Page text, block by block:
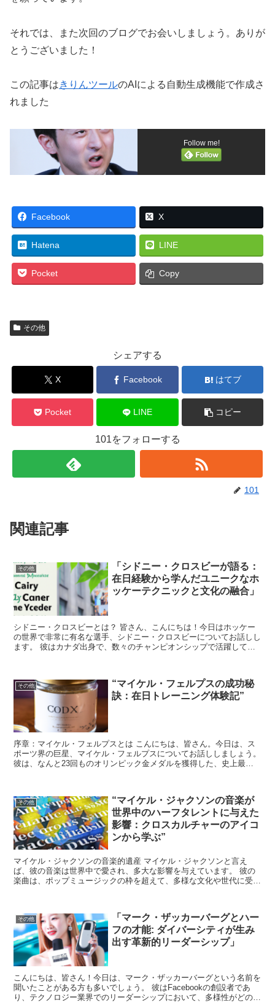
それでは、また次回のブログでお会いしましょう。ありが
とうございました！
この記事はきりんツールのAIによる自動生成機能で作成さ
れました
Follow me!
Facebook X
Hatena LINE
Pocket Copy
その他
シェアする
X Facebook はてブ
Pocket LINE コピー
101をフォローする
101
関連記事
その他
「シドニー・クロスビーが語る：
在日経験から学んだユニークなホ
ッケーテクニックと文化の融合」
シドニー・クロスビーとは？ 皆さん、こんにちは！今日はホッケー
の世界で非常に有名な選手、シドニー・クロスビーについてお話しし
ます。 彼はカナダ出身で、数々のチャンピオンシップで活躍してき
その他
“マイケル・フェルプスの成功秘
訣：在日トレーニング体験記”
序章：マイケル・フェルプスとは こんにちは、皆さん。今日は、ス
ポーツ界の巨星、マイケル・フェルプスについてお話ししましょう。
彼は、なんと23回ものオリンピック金メダルを獲得した、史上最も
その他
“マイケル・ジャクソンの音楽が
世界中のハーフタレントに与えた
影響：クロスカルチャーのアイコ
ンから学ぶ”
マイケル・ジャクソンの音楽的遺産 マイケル・ジャクソンと言え
ば、彼の音楽は世界中で愛され、多大な影響を与えています。 彼の
楽曲は、ポップミュージックの枠を超えて、多様な文化や世代に受け
その他
「マーク・ザッカーバーグとハー
フの才能: ダイバーシティが生み
出す革新的リーダーシップ」
こんにちは、皆さん！今日は、マーク・ザッカーバーグという名前を
聞いたことがある方も多いでしょう。 彼はFacebookの創設者であ
り、テクノロジー業界でのリーダーシップにおいて、多様性がどのよ